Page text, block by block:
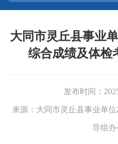
大同市灵丘县事业
综合成绩及体检
发布时间：
来源： 大同市灵丘县事业单
导组办